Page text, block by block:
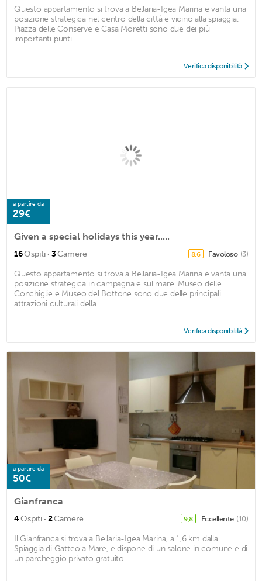
Questo appartamento si trova a Bellaria-Igea Marina e vanta una
posizione strategica nel centro della città e vicino alla spiaggia.
Piazza delle Conserve e Casa Moretti sono due dei più
importanti punti ...
Verifica disponibilità
a partire da
29€
Given a special holidays this year.....
16Ospiti · 3Camere 8,6 Favoloso (3)
Questo appartamento si trova a Bellaria-Igea Marina e vanta una
posizione strategica in campagna e sul mare. Museo delle
Conchiglie e Museo del Bottone sono due delle principali
attrazioni culturali della ...
Verifica disponibilità
a partire da
50€
Gianfranca
4Ospiti · 2Camere 9,8 Eccellente (10)
Il Gianfranca si trova a Bellaria-Igea Marina, a 1,6 km dalla
Spiaggia di Gatteo a Mare, e dispone di un salone in comune e di
un parcheggio privato gratuito. ...